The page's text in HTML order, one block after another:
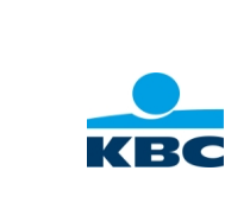
Afbeelding